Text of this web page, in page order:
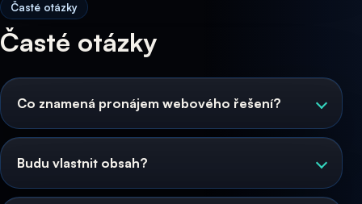
Časté otázky
Časté otázky
Co znamená pronájem webového řešení?
Budu vlastnit obsah?